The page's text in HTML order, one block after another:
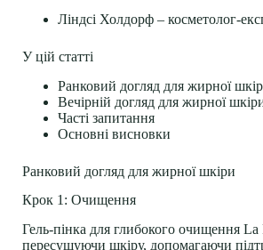
Ліндсі Холдорф – косметолог-
У цій статті
Ранковий догляд для жирної
Вечірній догляд для жирної
Часті запитання
Основні висновки
Ранковий догляд для жирної шкіри
Крок 1: Очищення
Гель-пінка для глибокого очищення
пересушуючи шкіру, допомагаючи